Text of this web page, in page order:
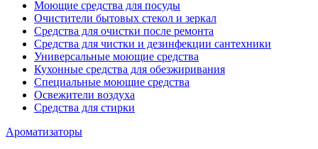
Моющие средства для посуды
Очистители бытовых стекол и зеркал
Средства для очистки после ремонта
Средства для чистки и дезинфекции сантехники
Универсальные моющие средства
Кухонные средства для обезжиривания
Специальные моющие средства
Освежители воздуха
Средства для стирки
Ароматизаторы